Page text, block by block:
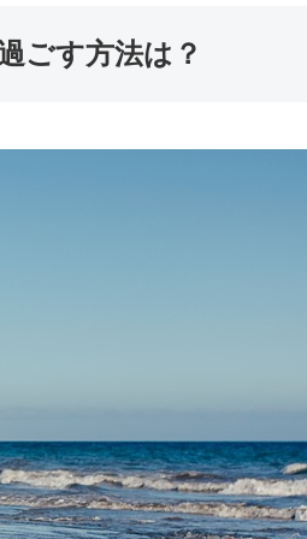
ごす方法は？